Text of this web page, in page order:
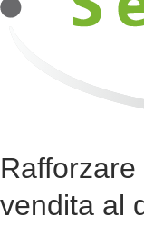
vendita al